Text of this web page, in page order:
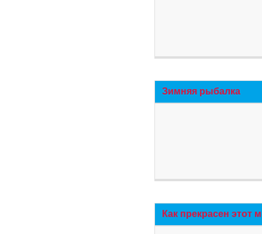
Зимняя рыбалка
Как прекрасен этот